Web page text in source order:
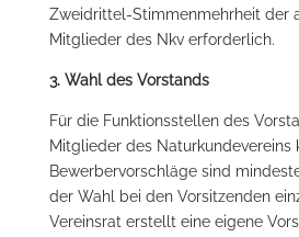
Zweidrittel-Stimmenmehrheit der
Mitglieder des Nkv erforderlich.
3. Wahl des Vorstands
Für die Funktionsstellen des
Mitglieder des Naturkundevereins
Bewerbervorschläge sind
der Wahl bei den Vorsitzenden
Vereinsrat erstellt eine eigene